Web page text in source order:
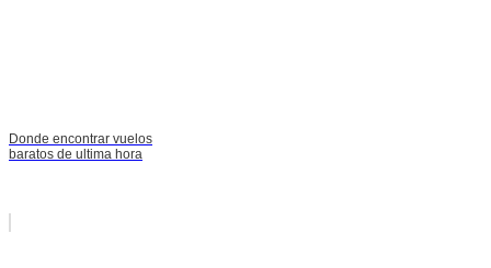
Donde encontrar vuelos
baratos de ultima hora